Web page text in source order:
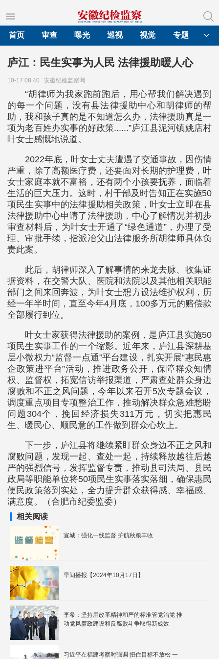
首页
审查 曝光 巡视 视觉 专题
庐江：民生实事为人民 法律援助暖人心
10-17 08:40 安徽纪检监察网
“胡律师为我家跑前跑后，用心帮我们解决遇到
的每一个问题，没有县法律援助中心和胡律师的帮
助，我和孩子真的是不知道怎么办，法律援助真是一
项为老百姓办实事的好政策......”庐江县泥河镇姚店村
叶女士感慨地说道。
2022年底，叶女士丈夫遭遇了交通事故，因伤情
严重，除了高额医疗费，还要面对长期的护理费，叶
女士家庭本就不富裕，还有两个小孩要抚养，面临着
生活的巨大压力。这时，村干部及时告知正在实施50
项民生实事中的法律援助相关政策，叶女士立即在县
法律援助中心申请了法律援助，中心了解情况并初步
审查材料后，为叶女士开通了“绿色通道”，办理了受
理、审批手续，指派冶父山法律服务所胡律师具体负
责此案。
此后，胡律师深入了解事情的来龙去脉、收集证
据资料，在交警大队、医院和法院以及其他相关职能
部门之间来回奔波，为叶女士想方设法维护权利，历
经一年半时间，直至今年4月底，100多万元的赔偿款
全部履行到位。
叶女士家获得法律援助的案例，是庐江县实施50
项民生实事工作的一个缩影。近年来，庐江县深耕基
层小微权力“监督一点通”平台建设，扎实开展“惠民惠
企政策进平台”活动，推进政务公开，保障群众知情
权、监督权，拓宽信访举报渠道，严肃查处群众身边
腐败和不正之风问题，今年以来召开5次专题会议，
调度重点项目专项整治工作，推动解决群众急难愁盼
问题304个，挽回经济损失311万元，切实把惠民
生、暖民心、顺民意的工作做到群众心坎上。
下一步，庐江县将继续紧盯群众身边不正之风和
腐败问题，发现一起、查处一起，持续释放越往后越
严的强烈信号，发挥监督专责，推动县司法局、县民
政局等职能单位将50项民生实事落实落细，确保惠民
便民政策落到实处，全力提升群众获得感、幸福感、
满意度。（合肥市纪委监委）
相关阅读
宣城：强化一线监督 护航秋粮丰收
早间播报【2024年10月17日】
李希：坚持用改革精神和严的标准管党治党 推
动党风廉政建设和反腐败斗争取得新成效
习近平在福建考察时强调 扭住目标不放松 一